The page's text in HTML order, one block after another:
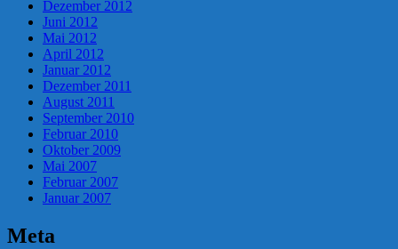
Dezember 2012
Juni 2012
Mai 2012
April 2012
Januar 2012
Dezember 2011
August 2011
September 2010
Februar 2010
Oktober 2009
Mai 2007
Februar 2007
Januar 2007
Meta